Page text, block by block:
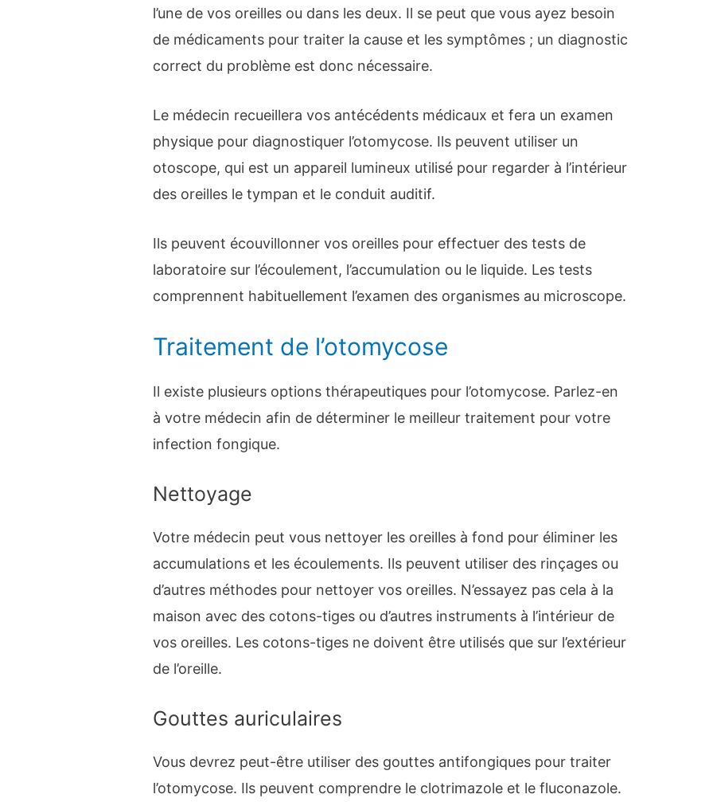
l’une de vos oreilles ou dans les deux. Il se peut que vous ayez besoin
de médicaments pour traiter la cause et les symptômes ; un diagnostic
correct du problème est donc nécessaire.
Le médecin recueillera vos antécédents médicaux et fera un examen
physique pour diagnostiquer l’otomycose. Ils peuvent utiliser un
otoscope, qui est un appareil lumineux utilisé pour regarder à l’intérieur
des oreilles le tympan et le conduit auditif.
Ils peuvent écouvillonner vos oreilles pour effectuer des tests de
laboratoire sur l’écoulement, l’accumulation ou le liquide. Les tests
comprennent habituellement l’examen des organismes au microscope.
Traitement de l’otomycose
Il existe plusieurs options thérapeutiques pour l’otomycose. Parlez-en
à votre médecin afin de déterminer le meilleur traitement pour votre
infection fongique.
Nettoyage
Votre médecin peut vous nettoyer les oreilles à fond pour éliminer les
accumulations et les écoulements. Ils peuvent utiliser des rinçages ou
d’autres méthodes pour nettoyer vos oreilles. N’essayez pas cela à la
maison avec des cotons-tiges ou d’autres instruments à l’intérieur de
vos oreilles. Les cotons-tiges ne doivent être utilisés que sur l’extérieur
de l’oreille.
Gouttes auriculaires
Vous devrez peut-être utiliser des gouttes antifongiques pour traiter
l’otomycose. Ils peuvent comprendre le clotrimazole et le fluconazole.